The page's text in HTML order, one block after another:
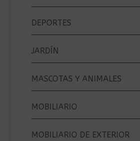
DEPORTES
JARDÍN
MASCOTAS Y ANIMALES
MOBILIARIO
MOBILIARIO DE EXTERIOR